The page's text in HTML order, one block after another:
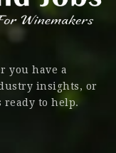
you have a
insights, or
ready to help.